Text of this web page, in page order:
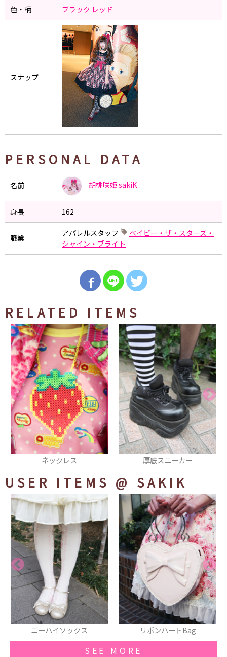
色・柄 ブラック レッド
スナップ
PERSONAL DATA
名前 胡桃咲姫 sakiK
身長 162
職業 アパレルスタッフ
ベイビー・ザ・スターズ・
シャイン・ブライト
RELATED ITEMS
厚底スニーカー トートバッグ
USER ITEMS @ SAKIK
リボンハートBag ヘアアクセ
SEE MORE